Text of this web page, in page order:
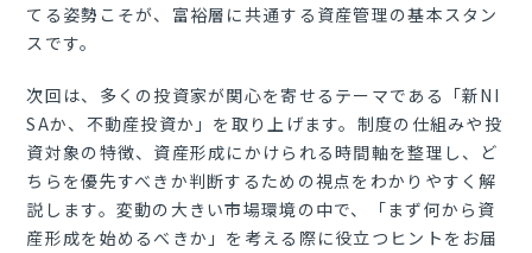
てる姿勢こそが、富裕層に共通する資産管理の基本スタン
スです。
次回は、多くの投資家が関心を寄せるテーマである「新NI
SAか、不動産投資か」を取り上げます。制度の仕組みや投
資対象の特徴、資産形成にかけられる時間軸を整理し、ど
ちらを優先すべきか判断するための視点をわかりやすく解
説します。変動の大きい市場環境の中で、「まず何から資
産形成を始めるべきか」を考える際に役立つヒントをお届